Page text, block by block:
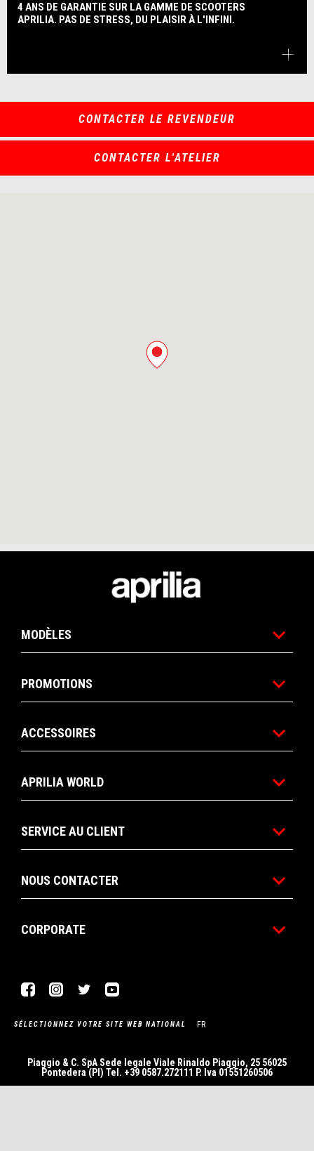
4 ANS DE GARANTIE SUR LA GAMME DE SCOOTERS
APRILIA. PAS DE STRESS, DU PLAISIR À L'INFINI.
CONTACTER LE REVENDEUR
CONTACTER L'ATELIER
MODÈLES
PROMOTIONS
ACCESSOIRES
APRILIA WORLD
SERVICE AU CLIENT
NOUS CONTACTER
CORPORATE
FacebookInstagram
Twitter
SÉLECTIONNEZ VOTRE SITE WEB NATIONAL FR
Piaggio & C. SpA Sede legale Viale Rinaldo Piaggio, 25 56025
Pontedera (PI) Tel. +39 0587.272111 P. Iva 01551260506